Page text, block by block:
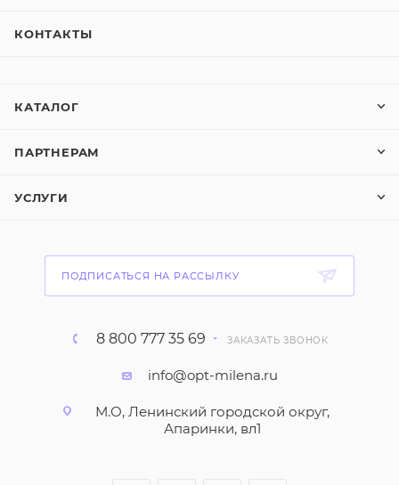
КОНТАКТЫ
КАТАЛОГ
ПАРТНЕРАМ
УСЛУГИ
ПОДПИСАТЬСЯ НА РАССЫЛКУ
8 800 777 35 69 ЗАКАЗАТЬ ЗВОНОК
info@opt-milena.ru
М.О, Ленинский городской округ,
Апаринки, вл1